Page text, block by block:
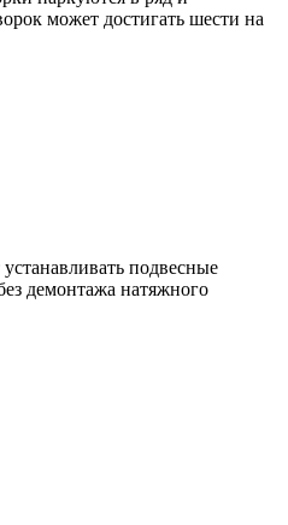
может достигать шести на
подвесные
демонтажа натяжного